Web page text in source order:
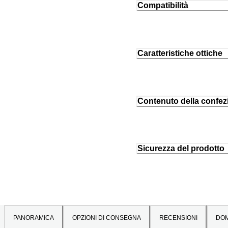
Compatibilità
Caratteristiche ottiche
Contenuto della
Sicurezza del prodotto
PANORAMICA OPZIONI DI CONSEGNA RECENSIONI